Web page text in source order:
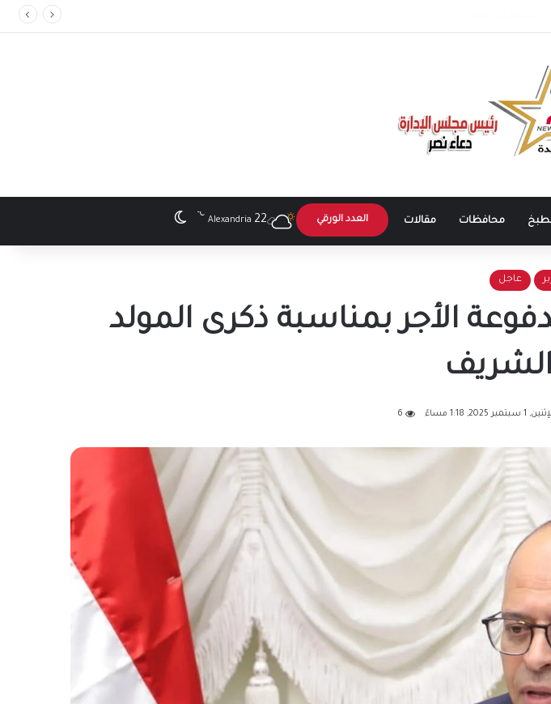
محافظات مقالات العدد الورقي Alexandria 22
℃ الوضع المظلم
عاجل
الأجر بمناسبة ذكرى المولد
الشريف
1:18 مساءً 6